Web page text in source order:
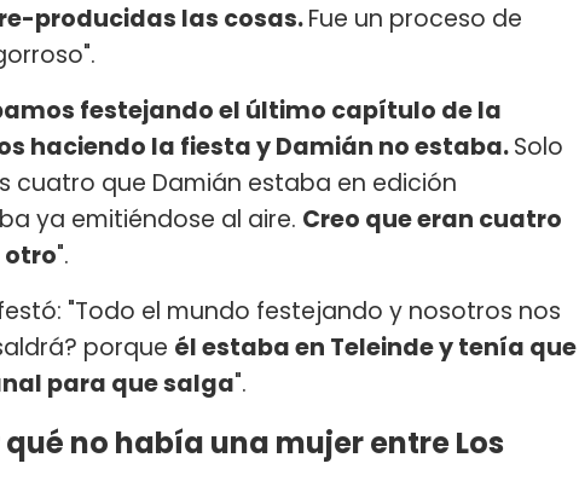
producidas las cosas.Fue un proceso de
festejando el último capítulo de la
haciendo la fiesta y Damián no estaba.Solo
cuatro que Damián estaba en edición
ya emitiéndose al aire. Creo que eran cuatro
otro".
"Todo el mundo festejando y nosotros nos
porque él estaba en Teleinde y tenía que
para que salga".
no había una mujer entre Los